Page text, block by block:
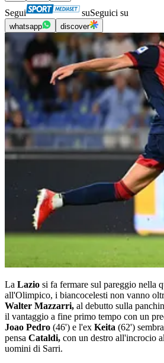
Segui suSeguici su
whatsapp discover
La Lazio si fa fermare sul pareggio nella
all'Olimpico, i biancocelesti non vanno
Walter Mazzarri, al debutto sulla
il vantaggio a fine primo tempo con un
Joao Pedro (46') e l'ex Keita (62')
pensa Cataldi, con un destro all'incrocio
uomini di Sarri.